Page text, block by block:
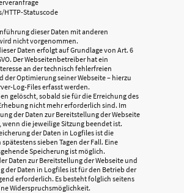
HTTP-Statuscode
dieser Daten mit anderen
nicht vorgenommen.
Daten erfolgt auf Grundlage von Art. 6
Der Webseitenbetreiber hat ein
an der technisch fehlerfreien
der Optimierung seiner Webseite – hierzu
Log-Files erfasst werden.
gelöscht, sobald sie für die Erreichung des
nicht mehr erforderlich sind. Im
der Daten zur Bereitstellung der Webseite
wenn die jeweilige Sitzung beendet ist.
der Daten in Logfiles ist die
sieben Tagen der Fall. Eine
Speicherung ist möglich.
Daten zur Bereitstellung der Webseite und
der Daten in Logfiles ist für den Betrieb der
erforderlich. Es besteht folglich seitens
Widerspruchsmöglichkeit.